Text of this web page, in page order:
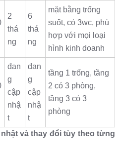
2
thá
ng
6
thá
ng
mặt bằng trống
suốt, có 3wc, phù
hợp với mọi loại
hình kinh doanh
đan
g
cập
nhậ
t
đan
g
cập
nhậ
t
tầng 1 trống, tầng
2 có 3 phòng,
tầng 3 có 3
phòng
và thay đổi tùy theo từng